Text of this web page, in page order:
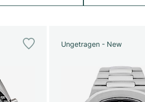
Ungetragen - New